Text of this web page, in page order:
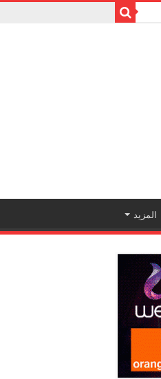
المزيد